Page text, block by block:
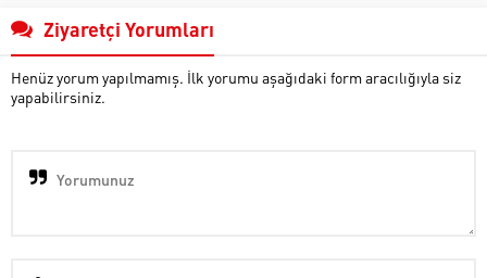
Ziyaretçi Yorumları
Henüz yorum yapılmamış. İlk yorumu aşağıdaki form aracılığıyla siz
yapabilirsiniz.